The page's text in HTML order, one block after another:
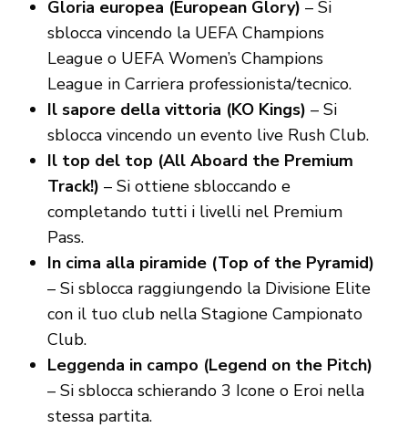
Gloria europea (European Glory) – Si
sblocca vincendo la UEFA Champions
League o UEFA Women’s Champions
League in Carriera professionista/tecnico.
Il sapore della vittoria (KO Kings) – Si
sblocca vincendo un evento live Rush Club.
Il top del top (All Aboard the Premium
Track!) – Si ottiene sbloccando e
completando tutti i livelli nel Premium
Pass.
In cima alla piramide (Top of the Pyramid)
– Si sblocca raggiungendo la Divisione Elite
con il tuo club nella Stagione Campionato
Club.
Leggenda in campo (Legend on the Pitch)
– Si sblocca schierando 3 Icone o Eroi nella
stessa partita.